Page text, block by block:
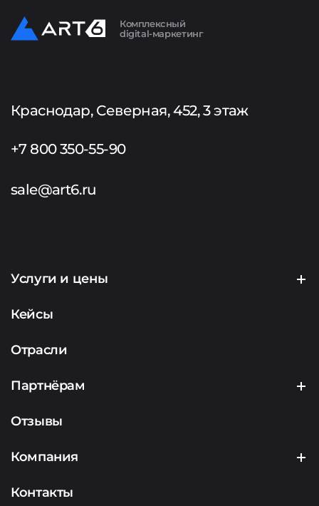
Комплексный
digital-маркетинг
Краснодар, Северная, 452, 3 этаж
+7 800 350-55-90
sale@art6.ru
Услуги и цены
Создание сайтов
Продвижение сайтов
Контекстная реклама
Маркетинг
Аналитика
Аудит
Компания
О компании
Партнёрам
Партнерская программа
Подрядчикам
Представителям сервисов
Кейсы
Отрасли
Контакты
Отзывы